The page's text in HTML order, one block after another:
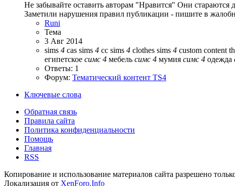
Не забывайте оставить авторам "Нравится" Они
Заметили нарушения правил публикации - пишите в
Runi
Тема
3 Авг 2014
sims 4 cas sims 4 cc sims 4 clothes sims 4 custom content
египетское симс 4 мебель симс 4 мумия симс 4 одежда
Ответы: 1
Форум: Тематический контент TS4
Ключевые слова
Обратная связь
Правила сайта
Политика конфиденциальности
Помощь
Главная
RSS
Копирование и использование материалов сайта разрешено
Локализация от XenForo.Info